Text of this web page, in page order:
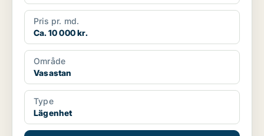
Pris pr. md.
Ca. 10 000 kr.
Område
Vasastan
Type
Lägenhet